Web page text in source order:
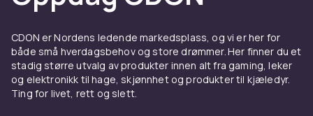
komponentkontakter
Hos CDON finner du Elektriske
komponentkontakter fra ledende produsenter
til konkurransedyktige priser. Vårt brede
sortiment dekker alle prisklasser, fra
CDON er Nordens ledende markedsplass, og vi er her for
både små hverdagsbehov og store drømmer. Her finner du et
stadig større utvalg av produkter innen alt fra gaming, leker
og elektronikk til hage, skjønnhet og produkter til kjæledyr.
Ting for livet, rett og slett.